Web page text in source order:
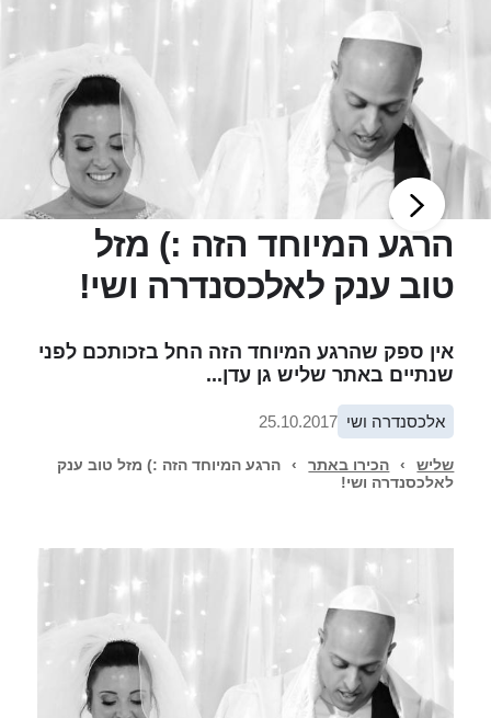
הרגע המיוחד הזה :) מזל
טוב ענק לאלכסנדרה ושי!
אין ספק שהרגע המיוחד הזה החל בזכותכם לפני
שנתיים באתר שליש גן עדן...
אלכסנדרה ושי 25.10.2017
שליש › הכירו באתר ›
הרגע המיוחד הזה :) מזל טוב ענק
לאלכסנדרה ושי!